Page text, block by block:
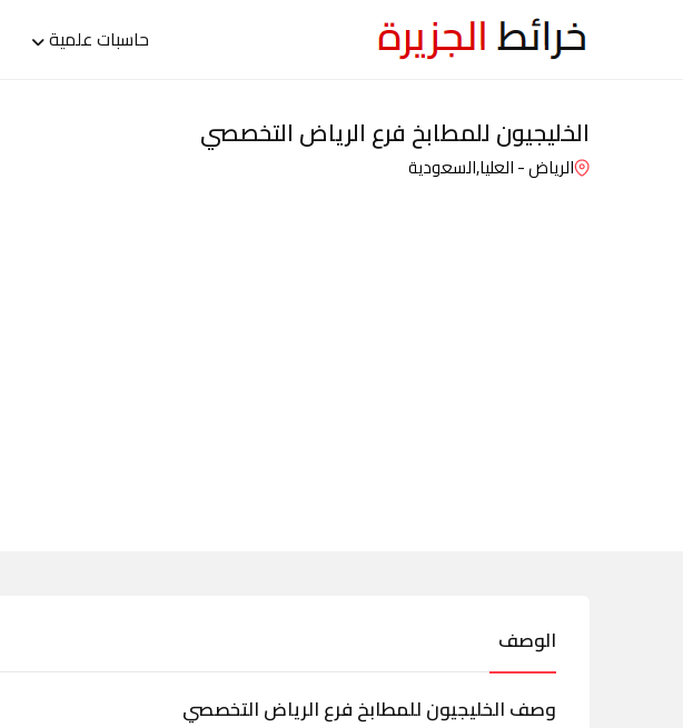
حاسبات علمية
الخليجيون للمطابخ فرع الرياض التخصصي
الرياض - العليا,السعودية
الوصف
وصف الخليجيون للمطابخ فرع الرياض التخصصي